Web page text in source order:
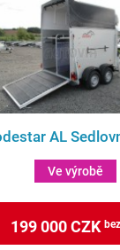
AL
Ve výrobě
199 000 CZK